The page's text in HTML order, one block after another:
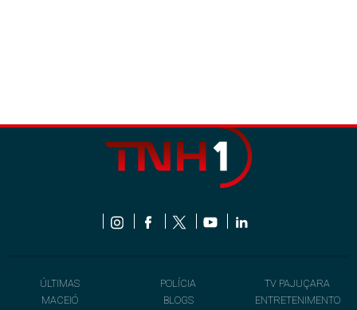
ÚLTIMAS
MACEIÓ
POLÍCIA
BLOGS
TV PAJUÇARA
ENTRETENIMENTO